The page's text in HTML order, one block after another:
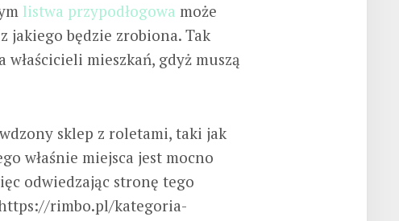
listwa przypodłogowa może
jakiego będzie zrobiona. Tak
mieszkań, gdyż muszą
sklep z roletami, taki jak
właśnie miejsca jest mocno
odwiedzając stronę tego
rimbo.pl/kategoria-